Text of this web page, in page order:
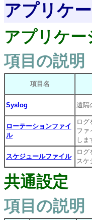
アプリケ
アプリケ
項目の説明
項目名
Syslog 遠隔
ローテーションファイ
ル
ログ
ファ
しま
スケジュールファイル
ログ
スケ
共通設定
項目の説明